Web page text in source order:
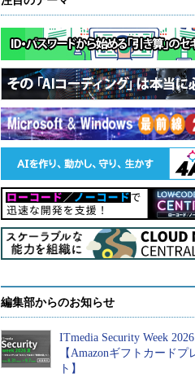
編集部からのお知らせ
ITmedia Security Week
【Amazonギフトカードプ
ト】